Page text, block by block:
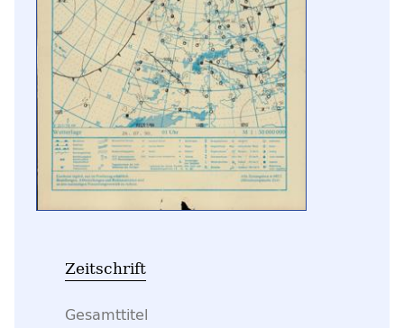
Zeitschrift
Gesamttitel